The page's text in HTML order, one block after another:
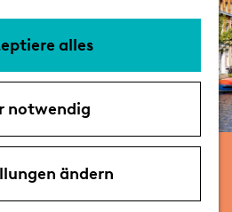
alles
notwendig
ändern
Übernachten
Denkmals